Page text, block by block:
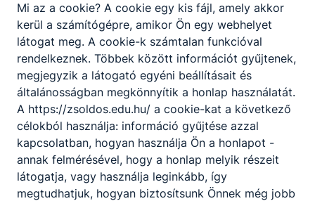
Partnereink
Mi az a cookie? A cookie egy kis fájl, amely akkor
kerül a számítógépre, amikor Ön egy webhelyet
látogat meg. A cookie-k számtalan funkcióval
rendelkeznek. Többek között információt gyűjtenek,
megjegyzik a látogató egyéni beállításait és
általánosságban megkönnyítik a honlap használatát.
A https://zsoldos.edu.hu/ a cookie-kat a következő
célokból használja: információ gyűjtése azzal
kapcsolatban, hogyan használja Ön a honlapot -
annak felmérésével, hogy a honlap melyik részeit
látogatja, vagy használja leginkább, így
megtudhatjuk, hogyan biztosítsunk Önnek még jobb